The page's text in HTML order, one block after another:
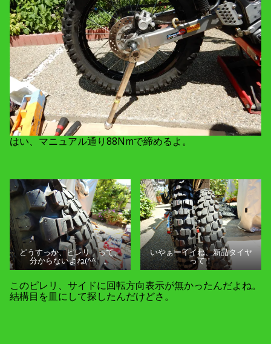
はい、マニュアル通り88Nmで締めるよ。
どうすっか、ピレリ って、
分からないよね(^^ゞ。
いやぁーイイね、新品タイヤ
って！
このピレリ、サイドに回転方向表示が無かったんだよね。
結構目を皿にして探したんだけどさ。